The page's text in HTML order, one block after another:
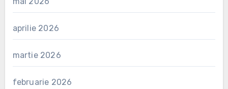
aprilie 2026
martie 2026
februarie 2026